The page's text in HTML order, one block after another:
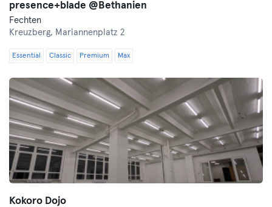
presence+blade @Bethanien
Fechten
Kreuzberg, Mariannenplatz 2
Essential Classic Premium Max
Kokoro Dojo